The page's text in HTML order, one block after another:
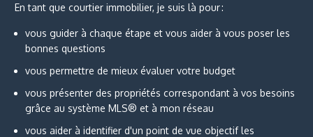
En tant que courtier immobilier, je suis là pour :
vous guider à chaque étape et vous aider à vous poser les
bonnes questions
vous permettre de mieux évaluer votre budget
vous présenter des propriétés correspondant à vos besoins
grâce au système MLS® et à mon réseau
vous aider à identifier d'un point de vue objectif les